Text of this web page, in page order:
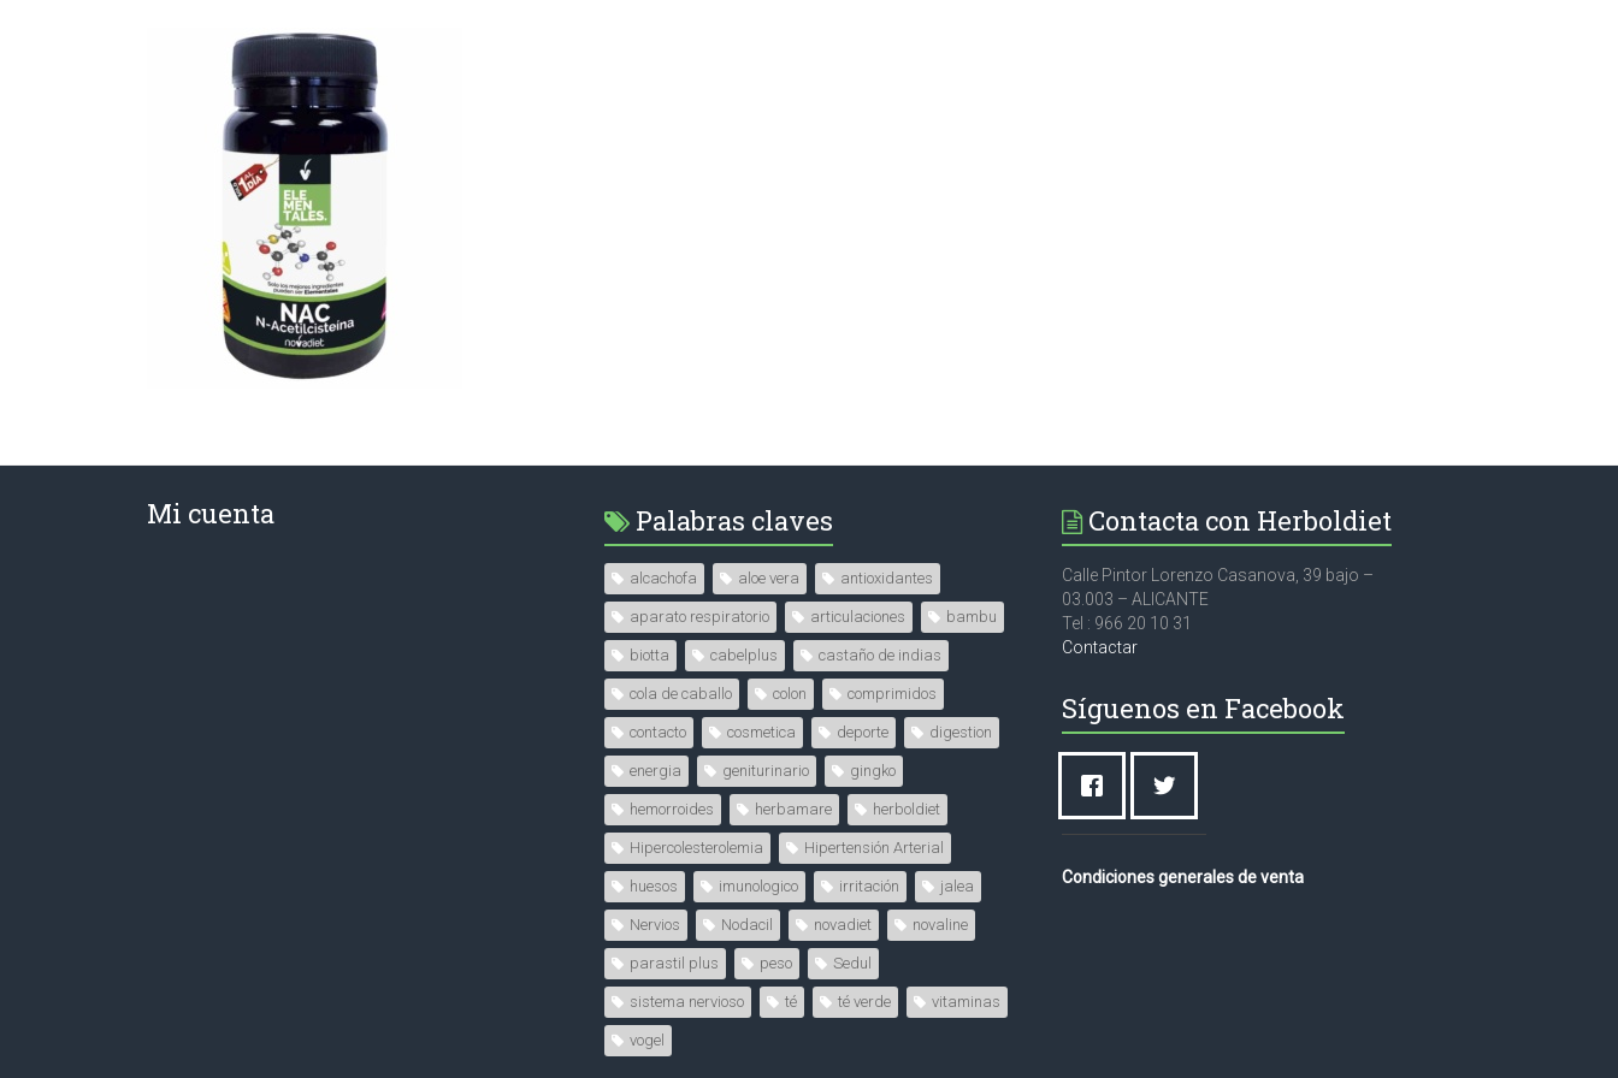
Mi cuenta Palabras claves
alcachofa aloe vera antioxidantes
aparato respiratorio articulaciones bambu
biotta cabelplus castaño de indias
cola de caballo colon comprimidos
contacto cosmetica deporte digestion
energia geniturinario gingko
hemorroides herbamare herboldiet
Hipercolesterolemia Hipertensión Arterial
huesos imunologico irritación jalea
Nervios Nodacil novadiet novaline
parastil plus peso Sedul
sistema nervioso té té verde vitaminas
vogel
Contacta con Herboldiet
Calle Pintor Lorenzo Casanova, 39 bajo –
03.003 – ALICANTE
Tel : 966 20 10 31
Contactar
Síguenos en Facebook
Condiciones generales de venta